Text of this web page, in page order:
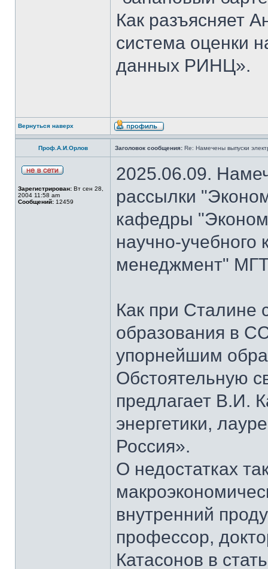
Как разъясняет
система оценки
данных РИНЦ».
Вернуться наверх
Проф.А.И.Орлов Заголовок сообщения: Re: Намечены выпуски
Зарегистрирован: Вт сен 28,
2004 11:58 am
Сообщений: 12459
2025.06.09.
рассылки
кафедры
научно-
менеджмент"
Как при Сталине
образования в
упорнейшим
Обстоятельную
предлагает В.И.
энергетики,
Россия».
О недостатках
внутренний
профессор,
Катасонов в